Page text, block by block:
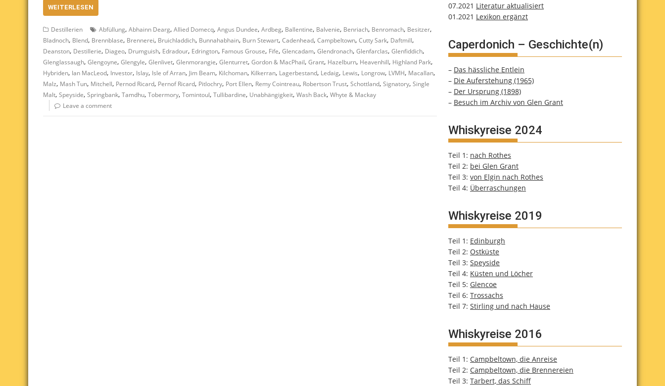
WEITERLESEN
Destillerien Abfüllung, Abhainn Dearg, Allied Domecq, Angus Dundee, Ardbeg, Ballentine, Balvenie, Benriach, Benromach, Besitzer,
Bladnoch, Blend, Brennblase, Brennerei, Bruichladdich, Bunnahabhain, Burn Stewart, Cadenhead, Campbeltown, Cutty Sark, Daftmill,
Deanston, Destillerie, Diageo, Drumguish, Edradour, Edrington, Famous Grouse, Fife, Glencadam, Glendronach, Glenfarclas, Glenfiddich,
Glenglassaugh, Glengoyne, Glengyle, Glenlivet, Glenmorangie, Glenturret, Gordon & MacPhail, Grant, Hazelburn, Heavenhill, Highland Park,
Hybriden, Ian MacLeod, Investor, Islay, Isle of Arran, Jim Beam, Kilchoman, Kilkerran, Lagerbestand, Ledaig, Lewis, Longrow, LVMH, Macallan,
Malz, Mash Tun, Mitchell, Pernod Ricard, Pernof Ricard, Pitlochry, Port Ellen, Remy Cointreau, Robertson Trust, Schottland, Signatory, Single
Malt, Speyside, Springbank, Tamdhu, Tobermory, Tomintoul, Tullibardine, Unabhängigkeit, Wash Back, Whyte & Mackay
Leave a comment
07.2021 Literatur aktualisiert
01.2021 Lexikon ergänzt
Caperdonich – Geschichte(n)
– Das hässliche Entlein
– Die Auferstehung (1965)
– Der Ursprung (1898)
– Besuch im Archiv von Glen Grant
Whiskyreise 2024
Teil 1: nach Rothes
Teil 2: bei Glen Grant
Teil 3: von Elgin nach Rothes
Teil 4: Überraschungen
Whiskyreise 2019
Teil 1: Edinburgh
Teil 2: Ostküste
Teil 3: Speyside
Teil 4: Küsten und Löcher
Teil 5: Glencoe
Teil 6: Trossachs
Teil 7: Stirling und nach Hause
Whiskyreise 2016
Teil 1: Campbeltown, die Anreise
Teil 2: Campbeltown, die Brennereien
Teil 3: Tarbert, das Schiff